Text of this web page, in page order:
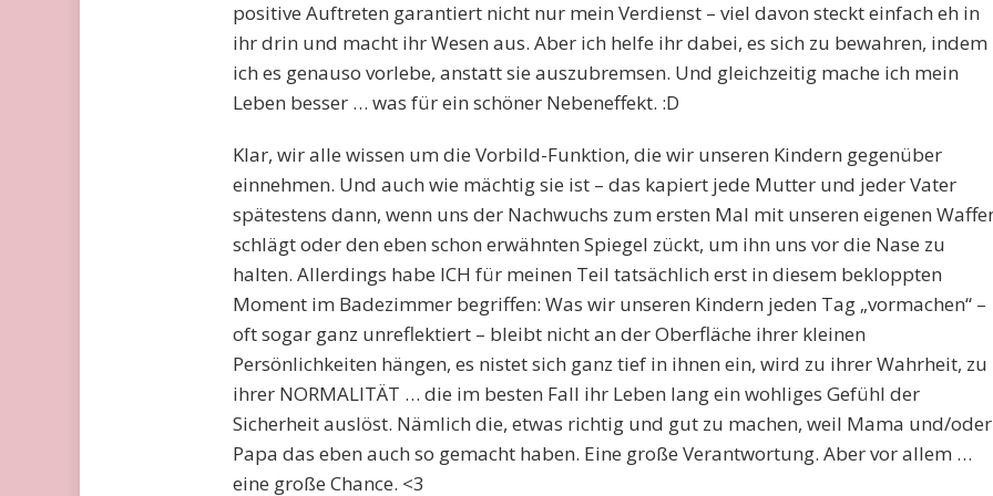
positive Auftreten garantiert nicht nur mein Verdienst – viel davon steckt einfach eh in
ihr drin und macht ihr Wesen aus. Aber ich helfe ihr dabei, es sich zu bewahren, indem
ich es genauso vorlebe, anstatt sie auszubremsen. Und gleichzeitig mache ich mein
Leben besser … was für ein schöner Nebeneffekt. :D
Klar, wir alle wissen um die Vorbild-Funktion, die wir unseren Kindern gegenüber
einnehmen. Und auch wie mächtig sie ist – das kapiert jede Mutter und jeder Vater
spätestens dann, wenn uns der Nachwuchs zum ersten Mal mit unseren eigenen
schlägt oder den eben schon erwähnten Spiegel zückt, um ihn uns vor die Nase zu
halten. Allerdings habe ICH für meinen Teil tatsächlich erst in diesem bekloppten
Moment im Badezimmer begriffen: Was wir unseren Kindern jeden Tag „vormachen“ –
oft sogar ganz unreflektiert – bleibt nicht an der Oberfläche ihrer kleinen
Persönlichkeiten hängen, es nistet sich ganz tief in ihnen ein, wird zu ihrer Wahrheit, zu
ihrer NORMALITÄT … die im besten Fall ihr Leben lang ein wohliges Gefühl der
Sicherheit auslöst. Nämlich die, etwas richtig und gut zu machen, weil Mama und/oder
Papa das eben auch so gemacht haben. Eine große Verantwortung. Aber vor allem …
eine große Chance. <3